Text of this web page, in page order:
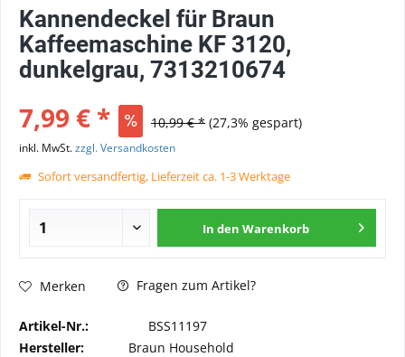
Kannendeckel für Braun
Kaffeemaschine KF 3120,
dunkelgrau, 7313210674
7,99 € * 10,99 € * (27,3% gespart)
inkl. MwSt.zzgl. Versandkosten
Sofort versandfertig, Lieferzeit ca. 1-3 Werktage
In den Warenkorb
Merken Fragen zum Artikel?
Artikel-Nr.:
BSS11197
Hersteller:
Braun Household